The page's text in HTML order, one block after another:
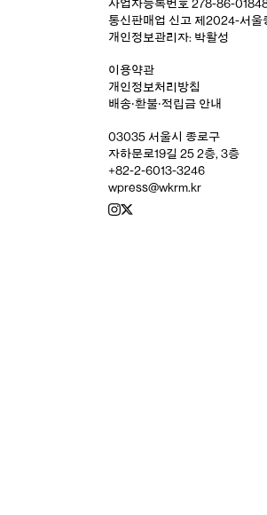
사업자등록번호 278-86-
통신판매업 신고 제2024-서울
개인정보관리자: 박활성
이용약관
개인정보처리방침
배송‧환불‧적립금 안내
03035 서울시 종로구
자하문로19길 25 2층, 3층
+82-2-6013-3246
wpress@wkrm.kr